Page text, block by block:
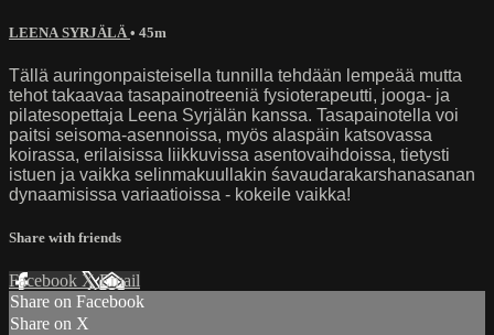
LEENA SYRJÄLÄ • 45m
Tällä auringonpaisteisella tunnilla tehdään lempeää mutta
tehot takaavaa tasapainotreeniä fysioterapeutti, jooga- ja
pilatesopettaja Leena Syrjälän kanssa. Tasapainotella voi
paitsi seisoma-asennoissa, myös alaspäin katsovassa
koirassa, erilaisissa liikkuvissa asentovaihdoissa, tietysti
istuen ja vaikka selinmakuullakin śavaudarakarshanasanan
dynaamisissa variaatioissa - kokeile vaikka!
Share with friends
Facebook XEmail
Share on Facebook
Share on X